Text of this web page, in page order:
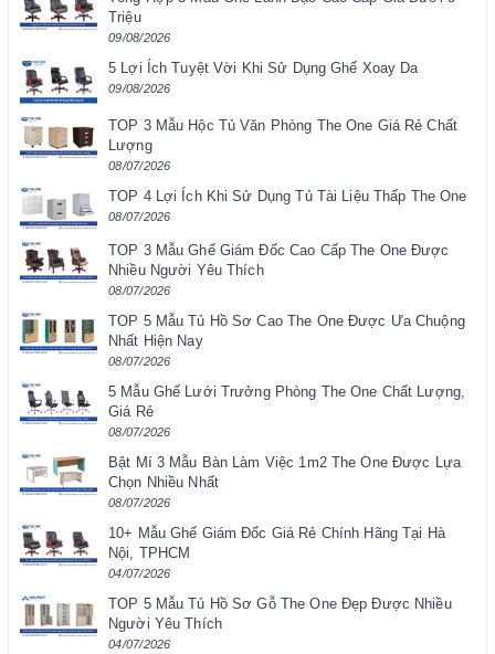
Triệu
09/08/2026
5 Lợi Ích Tuyệt Vời Khi Sử Dụng Ghế Xoay Da
09/08/2026
TOP 3 Mẫu Hộc Tủ Văn Phòng The One Giá Rẻ Chất
Lượng
08/07/2026
TOP 4 Lợi Ích Khi Sử Dụng Tủ Tài Liệu Thấp The One
08/07/2026
TOP 3 Mẫu Ghế Giám Đốc Cao Cấp The One Được
Nhiều Người Yêu Thích
08/07/2026
TOP 5 Mẫu Tủ Hồ Sơ Cao The One Được Ưa Chuộng
Nhất Hiện Nay
08/07/2026
5 Mẫu Ghế Lưới Trưởng Phòng The One Chất Lượng,
Giá Rẻ
08/07/2026
Bật Mí 3 Mẫu Bàn Làm Việc 1m2 The One Được Lựa
Chọn Nhiều Nhất
08/07/2026
10+ Mẫu Ghế Giám Đốc Giá Rẻ Chính Hãng Tại Hà
Nội, TPHCM
04/07/2026
TOP 5 Mẫu Tủ Hồ Sơ Gỗ The One Đẹp Được Nhiều
Người Yêu Thích
04/07/2026